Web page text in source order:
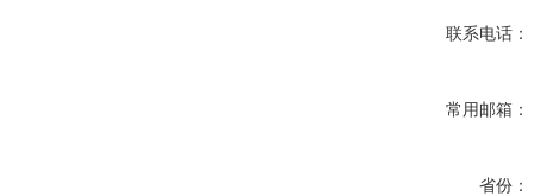
联系电话：
常用邮箱：
省份：